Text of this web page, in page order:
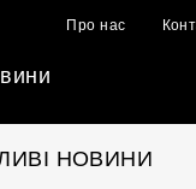
Про нас
НОВИНИ